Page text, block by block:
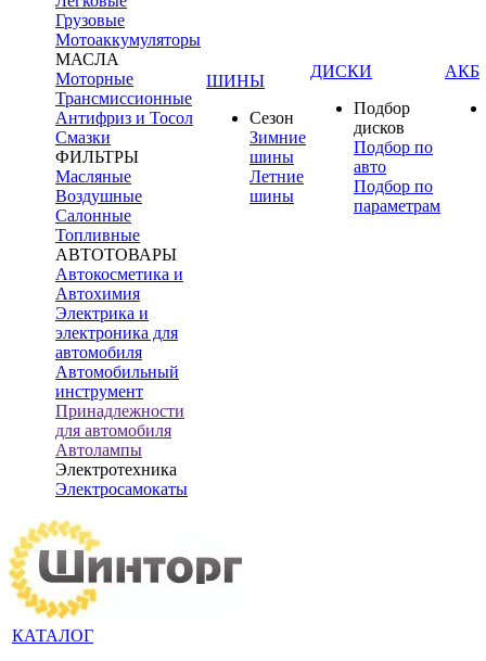
Грузовые
Мотоаккумуляторы
МАСЛА
Моторные
Трансмиссионные
Антифриз и Тосол
Смазки
ФИЛЬТРЫ
Масляные
Воздушные
Салонные
Топливные
АВТОТОВАРЫ
Автокосметика и
Автохимия
Электрика и
электроника для
автомобиля
Автомобильный
инструмент
Принадлежности
для автомобиля
Автолампы
Электротехника
Электросамокаты
ШИНЫ
Сезон
Зимние
шины
Летние
шины
ДИСКИ
Подбор
дисков
Подбор по
авто
Подбор по
параметрам
АКБ
КАТАЛОГ